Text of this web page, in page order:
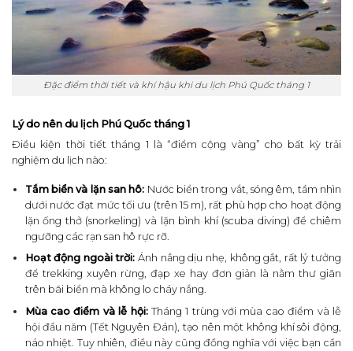
Đặc điểm thời tiết và khí hậu khi du lịch Phú Quốc tháng 1
Lý do nên du lịch Phú Quốc tháng 1
Điều kiện thời tiết tháng 1 là “điểm cộng vàng” cho bất kỳ trải
nghiệm du lịch nào:
Tắm biển và lặn san hô: Nước biển trong vắt, sóng êm, tầm nhìn
dưới nước đạt mức tối ưu (trên 15 m), rất phù hợp cho hoạt động
lặn ống thở (snorkeling) và lặn bình khí (scuba diving) để chiêm
ngưỡng các rạn san hô rực rỡ.
Hoạt động ngoài trời: Ánh nắng dịu nhẹ, không gắt, rất lý tưởng
để trekking xuyên rừng, đạp xe hay đơn giản là nằm thư giãn
trên bãi biển mà không lo cháy nắng.
Mùa cao điểm và lễ hội:Tháng 1 trùng với mùa cao điểm và lễ
hội đầu năm (Tết Nguyên Đán), tạo nên một không khí sôi động,
náo nhiệt. Tuy nhiên, điều này cũng đồng nghĩa với việc bạn cần